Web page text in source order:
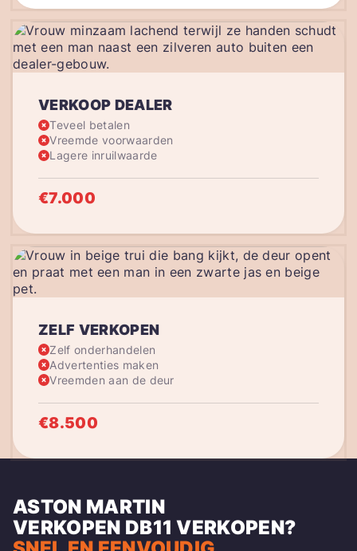
VERKOOP DEALER
Teveel betalen
Vreemde voorwaarden
Lagere inruilwaarde
€7.000
ZELF VERKOPEN
Zelf onderhandelen
Advertenties maken
Vreemden aan de deur
€8.500
ASTON MARTIN
VERKOPEN DB11 VERKOPEN?